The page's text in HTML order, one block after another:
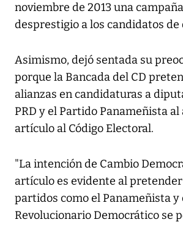
noviembre de 2013 una
desprestigio a los candidatos de
Asimismo, dejó sentada su
porque la Bancada del CD
alianzas en candidaturas a
PRD y el Partido Panameñista
artículo al Código Electoral.
"La intención de Cambio
artículo es evidente al
partidos como el Panameñista y
Revolucionario Democrático se